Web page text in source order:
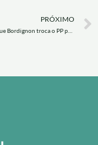
PRÓXIMO
João Henrique Bordignon troca o PP pelo PDT em movimentação política em Novo Cabrais